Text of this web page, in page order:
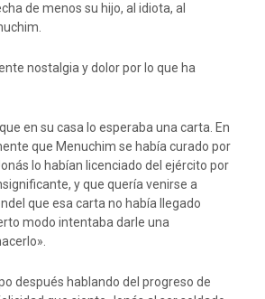
de menos su hijo, al idiota, al
nostalgia y dolor por lo que ha
en su casa lo esperaba una carta. En
que Menuchim se había curado por
lo habían licenciado del ejército por
y que quería venirse a
que esa carta no había llegado
modo intentaba darle una
después hablando del progreso de